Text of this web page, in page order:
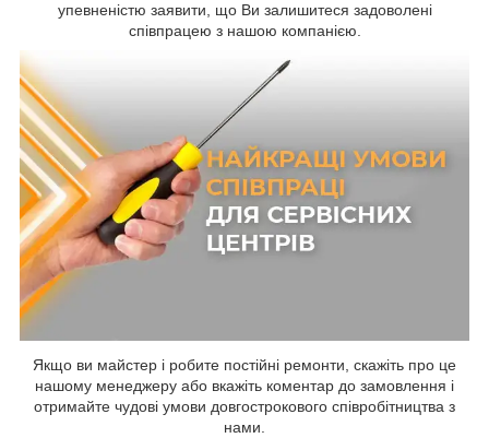
упевненістю заявити, що Ви залишитеся задоволені
співпрацею з нашою компанією.
Якщо ви майстер і робите постійні ремонти, скажіть про це
нашому менеджеру або вкажіть коментар до замовлення і
отримайте чудові умови довгострокового співробітництва з
нами.